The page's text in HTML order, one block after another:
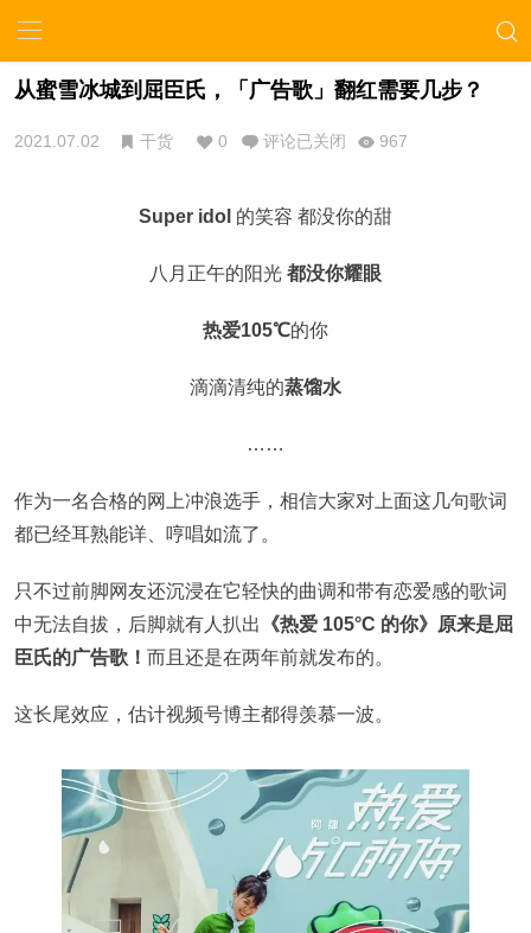
从蜜雪冰城到屈臣氏，「广告歌」翻红需要几步？
2021.07.02 干货 0 评论已关闭 967
Super idol 的笑容 都没你的甜
八月正午的阳光 都没你耀眼
热爱105℃的你
滴滴清纯的蒸馏水
……
作为一名合格的网上冲浪选手，相信大家对上面这几句歌词
都已经耳熟能详、哼唱如流了。
只不过前脚网友还沉浸在它轻快的曲调和带有恋爱感的歌词
中无法自拔，后脚就有人扒出
《热爱 105°C 的你》原来是屈
臣氏的广告歌！ 而且还是在两年前就发布的。
这长尾效应，估计视频号博主都得羡慕一波。